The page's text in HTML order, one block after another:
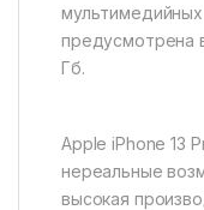
предусмотрена
Гб.
Apple iPhone 13
нереальные
высокая